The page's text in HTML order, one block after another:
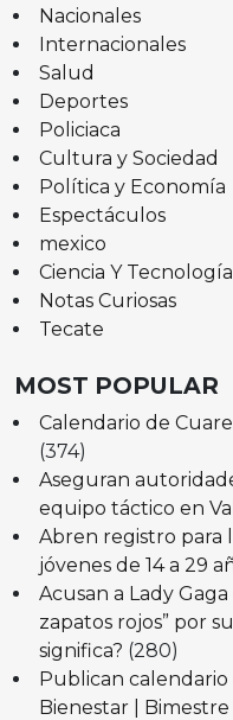
Nacionales
Internacionales
Salud
Deportes
Policiaca
Cultura y Sociedad
Política y Economía
Espectáculos
mexico
Ciencia Y Tecnología
Notas Curiosas
Tecate
MOST POPULAR
Calendario de
(374)
Aseguran
equipo táctico en
Abren registro para
jóvenes de 14 a 29
Acusan a Lady
zapatos rojos” por
significa? (280)
Publican calendario
Bienestar |